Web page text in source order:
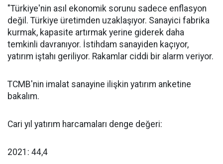
"Türkiye'nin asıl ekonomik sorunu sadece enflasyon
değil. Türkiye üretimden uzaklaşıyor. Sanayici fabrika
kurmak, kapasite artırmak yerine giderek daha
temkinli davranıyor. İstihdam sanayiden kaçıyor,
yatırım iştahı geriliyor. Rakamlar ciddi bir alarm veriyor.
TCMB'nin imalat sanayine ilişkin yatırım anketine
bakalım.
Cari yıl yatırım harcamaları denge değeri:
2021: 44,4